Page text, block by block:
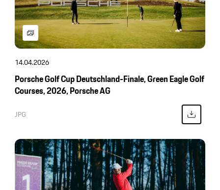
14.04.2026
Porsche Golf Cup Deutschland-Finale, Green Eagle Golf
Courses, 2026, Porsche AG
JPG